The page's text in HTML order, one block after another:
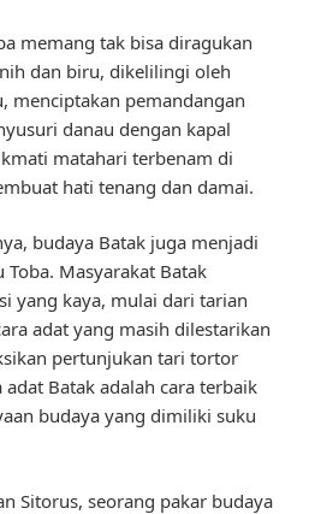
memang tak bisa diragukan
dan biru, dikelilingi oleh
menciptakan pemandangan
danau dengan kapal
matahari terbenam di
hati tenang dan damai.
budaya Batak juga menjadi
Masyarakat Batak
yang kaya, mulai dari tarian
adat yang masih dilestarikan
pertunjukan tari tortor
Batak adalah cara terbaik
budaya yang dimiliki suku
Sitorus, seorang pakar budaya